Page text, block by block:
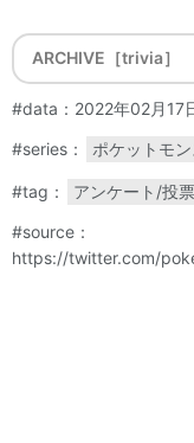
ARCHIVE［trivia］
#data：2022年02月17
#series：
ポケットモ
#tag：
アンケート/投票
#source：
https://twitter.com/